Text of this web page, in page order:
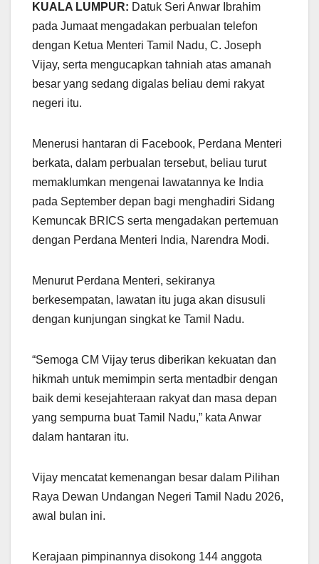
at
s
A
p
p
e
gr
a
m
c
e
b
o
ail ar
e
KUALA LUMPUR: Datuk Seri Anwar Ibrahim
pada Jumaat mengadakan perbualan telefon
dengan Ketua Menteri Tamil Nadu, C. Joseph
Vijay, serta mengucapkan tahniah atas amanah
besar yang sedang digalas beliau demi rakyat
negeri itu.
Menerusi hantaran di Facebook, Perdana Menteri
berkata, dalam perbualan tersebut, beliau turut
memaklumkan mengenai lawatannya ke India
pada September depan bagi menghadiri Sidang
Kemuncak BRICS serta mengadakan pertemuan
dengan Perdana Menteri India, Narendra Modi.
Menurut Perdana Menteri, sekiranya
berkesempatan, lawatan itu juga akan disusuli
dengan kunjungan singkat ke Tamil Nadu.
“Semoga CM Vijay terus diberikan kekuatan dan
hikmah untuk memimpin serta mentadbir dengan
baik demi kesejahteraan rakyat dan masa depan
yang sempurna buat Tamil Nadu,” kata Anwar
dalam hantaran itu.
Vijay mencatat kemenangan besar dalam Pilihan
Raya Dewan Undangan Negeri Tamil Nadu 2026,
awal bulan ini.
Kerajaan pimpinannya disokong 144 anggota